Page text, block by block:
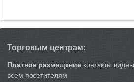
Торговым центрам:
Платное размещение контакты видны
всем посетителям